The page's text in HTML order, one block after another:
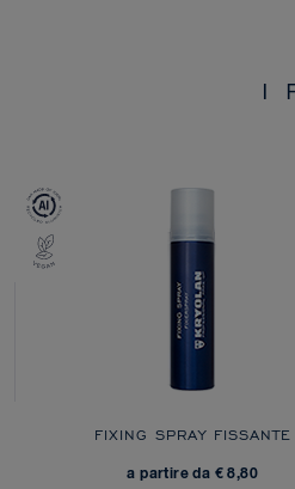
I
FIXING SPRAY FISSANTE
a partire da € 8,80